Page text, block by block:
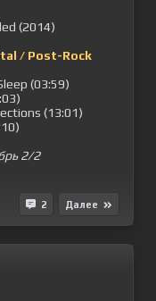
/ Post-Rock
(03:59)
(13:01)
2/2
2 Далее